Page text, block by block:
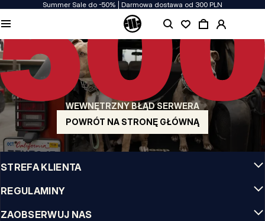
Summer Sale do -50% | Darmowa dostawa od 300 PLN
WEWNĘTRZNY BŁĄD SERWERA
POWRÓT NA STRONĘ GŁÓWNĄ
JAKOŚĆ TO DLA NAS PRIORYTET
Naszą odzież produkujemy z pasją! Nie idziemy na kompromis w kwestiach
wytrzymałości, długowieczności materiałów i dbałości o detal.
US ORIGIN
Nasze korzenie sięgają San Diego z poczatku lat 90-tych XX wieku. Nasz styl jest
surowy, autentyczny i stanowczy.
MARKA Z CHARAKTEREM
Nasze kolekcje wybierają sportowcy, fighterzy i uparci indywidualiści.
INFO
STREFA KLIENTA
REGULAMINY
ZAOBSERWUJ NAS